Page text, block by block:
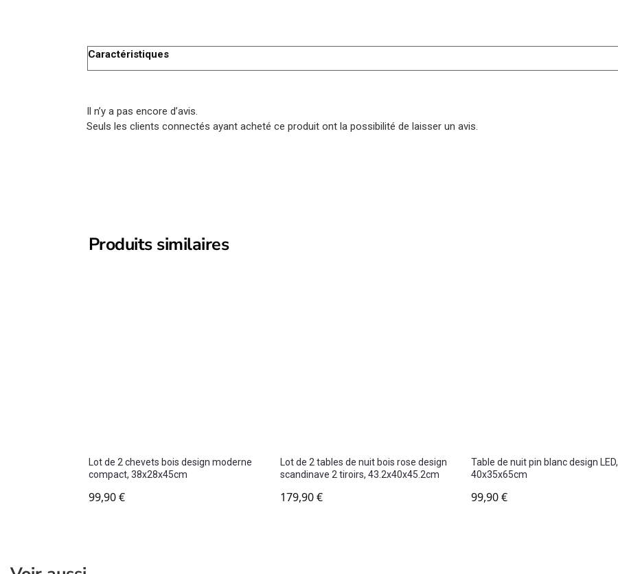
Caractéristiques
Il n’y a pas encore d’avis.
Seuls les clients connectés ayant acheté ce produit ont la possibilité de laisser un avis.
Produits similaires
Lot de 2 chevets bois design moderne
compact, 38x28x45cm
99,90€
Lot de 2 tables de nuit bois rose design
scandinave 2 tiroirs, 43.2x40x45.2cm
179,90€
Table de nuit pin blanc design LED,
40x35x65cm
99,90€